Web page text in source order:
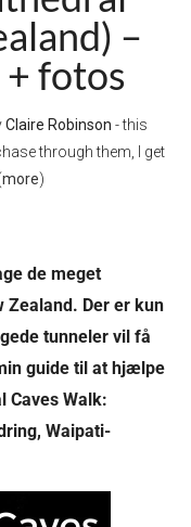
–
fotos
Claire Robinson - this
through them, I get
more)
de meget
Zealand. Der er kun
tunneler vil få
guide til at hjælpe
Caves Walk:
Waipati-